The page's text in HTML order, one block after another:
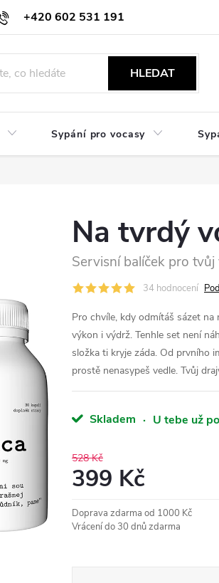
+420 602 531 191
Obchodní sdělení Hodnocení obchodu
HLEDAT
Sypání pro vocasy
Na tvrdý
Servisní balíček pro tvůj
34 hodnocení
Pro chvíle, kdy odmítáš sázet
výkon i výdrž. Tenhle set není
složka ti kryje záda. Od prvního
prostě nenasypeš vedle. Tvůj
Skladem · U tebe už
528 Kč
399 Kč
cena:
Doprava zdarma od 1000 Kč
Vrácení do 30 dnů zdarma